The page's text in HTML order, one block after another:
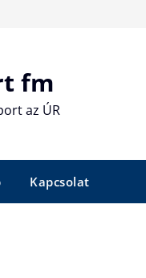
fm
az ÚR
Kapcsolat